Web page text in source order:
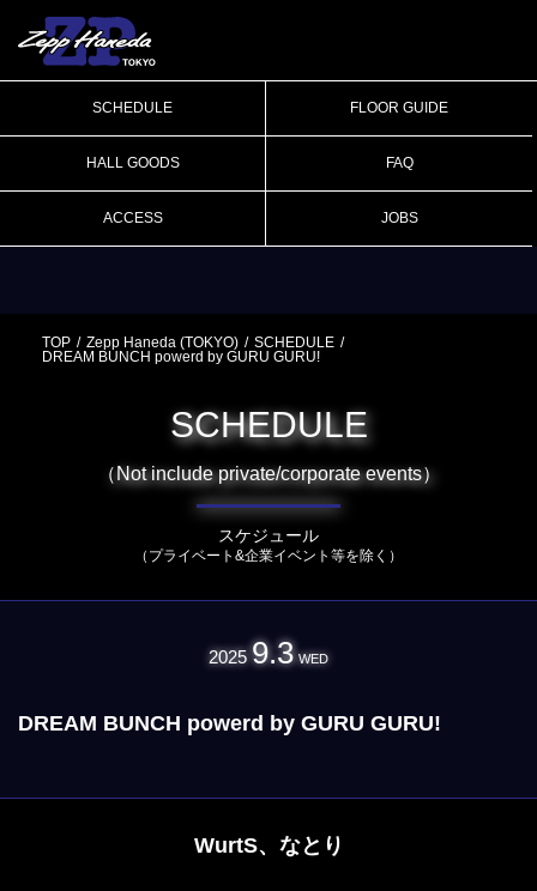
SCHEDULE FLOOR GUIDE
HALL GOODS FAQ
ACCESS JOBS
TOP Zepp Haneda (TOKYO)
SCHEDULE
DREAM BUNCH powerd by GURU GURU!
SCHEDULE
（Not include private/corporate events）
スケジュール
（プライベート&企業イベント等を除く）
2025 9.3 WED
DREAM BUNCH powerd by GURU GURU!
WurtS、なとり